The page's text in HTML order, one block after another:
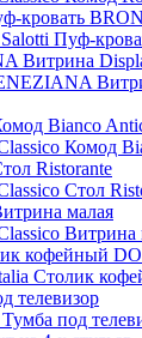
Пуф-
Комод
Стол
Витрина
Столик
под